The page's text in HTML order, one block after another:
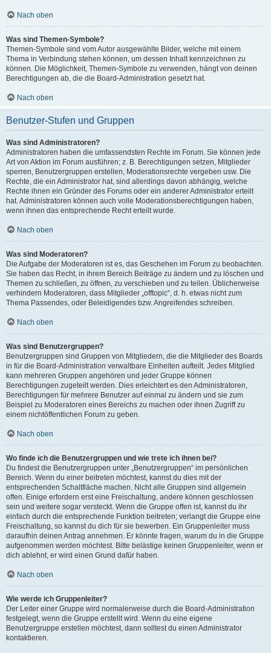
Nach oben
Was sind Themen-Symbole?
Themen-Symbole sind vom Autor ausgewählte Bilder, welche mit einem
Thema in Verbindung stehen können, um dessen Inhalt kennzeichnen zu
können. Die Möglichkeit, Themen-Symbole zu verwenden, hängt von deinen
Berechtigungen ab, die die Board-Administration gesetzt hat.
Nach oben
Benutzer-Stufen und Gruppen
Was sind Administratoren?
Administratoren haben die umfassendsten Rechte im Forum. Sie können jede
Art von Aktion im Forum ausführen; z. B. Berechtigungen setzen, Mitglieder
sperren, Benutzergruppen erstellen, Moderationsrechte vergeben usw. Die
Rechte, die ein Administrator hat, sind allerdings davon abhängig, welche
Rechte ihnen ein Gründer des Forums oder ein anderer Administrator erteilt
hat. Administratoren können auch volle Moderationsberechtigungen haben,
wenn ihnen das entsprechende Recht erteilt wurde.
Nach oben
Was sind Moderatoren?
Die Aufgabe der Moderatoren ist es, das Geschehen im Forum zu beobachten.
Sie haben das Recht, in ihrem Bereich Beiträge zu ändern und zu löschen und
Themen zu schließen, zu öffnen, zu verschieben und zu teilen. Üblicherweise
verhindern Moderatoren, dass Mitglieder „offtopic“, d. h. etwas nicht zum
Thema Passendes, oder Beleidigendes bzw. Angreifendes schreiben.
Nach oben
Was sind Benutzergruppen?
Benutzergruppen sind Gruppen von Mitgliedern, die die Mitglieder des Boards
in für die Board-Administration verwaltbare Einheiten aufteilt. Jedes Mitglied
kann mehreren Gruppen angehören und jeder Gruppe können
Berechtigungen zugeteilt werden. Dies erleichtert es den Administratoren,
Berechtigungen für mehrere Benutzer auf einmal zu ändern und sie zum
Beispiel zu Moderatoren eines Bereichs zu machen oder ihnen Zugriff zu
einem nichtöffentlichen Forum zu geben.
Nach oben
Wo finde ich die Benutzergruppen und wie trete ich ihnen bei?
Du findest die Benutzergruppen unter „Benutzergruppen“ im persönlichen
Bereich. Wenn du einer beitreten möchtest, kannst du dies mit der
entsprechenden Schaltfläche machen. Nicht alle Gruppen sind allgemein
offen. Einige erfordern erst eine Freischaltung, andere können geschlossen
sein und weitere sogar versteckt. Wenn die Gruppe offen ist, kannst du ihr
einfach durch die entsprechende Funktion beitreten; verlangt die Gruppe eine
Freischaltung, so kannst du dich für sie bewerben. Ein Gruppenleiter muss
daraufhin deinen Antrag annehmen. Er könnte fragen, warum du in die Gruppe
aufgenommen werden möchtest. Bitte belästige keinen Gruppenleiter, wenn er
dich ablehnt, er wird einen Grund dafür haben.
Nach oben
Wie werde ich Gruppenleiter?
Der Leiter einer Gruppe wird normalerweise durch die Board-Administration
festgelegt, wenn die Gruppe erstellt wird. Wenn du eine eigene
Benutzergruppe erstellen möchtest, dann solltest du einen Administrator
kontaktieren.